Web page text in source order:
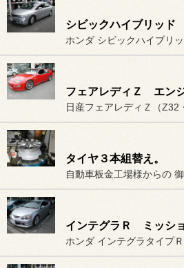
ホンダ シビックハイブリ
フェアレディＺ エンジ
日産フェアレディＺ（Z32
タイヤ３本組替え。
ホンダ インテグラタイプ